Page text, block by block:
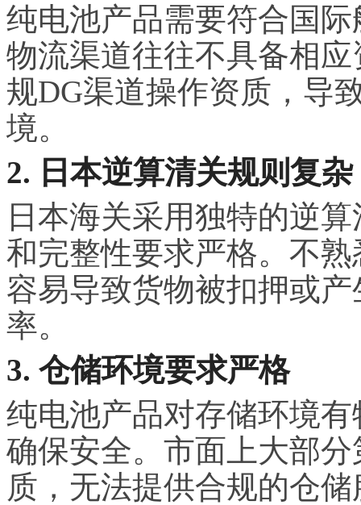
纯电池产品需要符合国
物流渠道往往不具备相
规DG渠道操作资质，导
境。
2. 日本逆算清关规则复杂
日本海关采用独特的逆
和完整性要求严格。不
容易导致货物被扣押或
率。
3. 仓储环境要求严格
纯电池产品对存储环境
确保安全。市面上大部
质，无法提供合规的仓